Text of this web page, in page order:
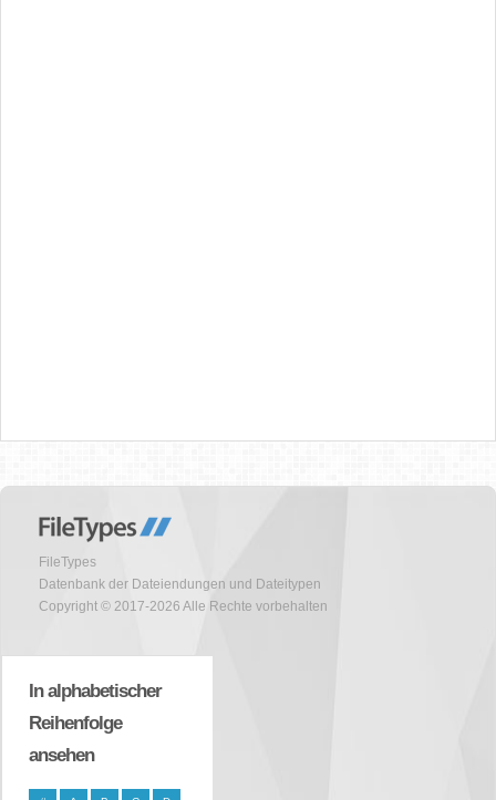
FileTypes
Datenbank der Dateiendungen und Dateitypen
Copyright © 2017-2026 Alle Rechte vorbehalten
In alphabetischer
Reihenfolge
ansehen